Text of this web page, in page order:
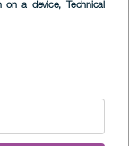
on a device, Technical